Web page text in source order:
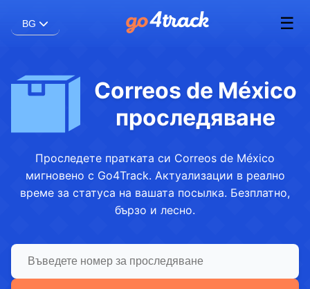
BG ☰
Correos de México
проследяване
Проследете пратката си Correos de México
мигновено с Go4Track. Актуализации в реално
време за статуса на вашата посылка. Безплатно,
бързо и лесно.